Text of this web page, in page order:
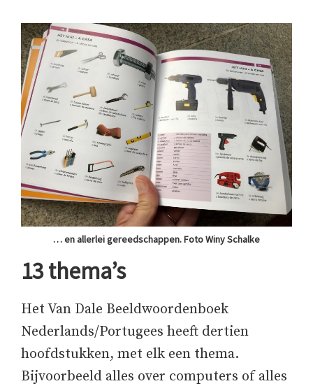
… en allerlei gereedschappen. Foto Winy Schalke
13 thema’s
Het Van Dale Beeldwoordenboek
Nederlands/Portugees heeft dertien
hoofdstukken, met elk een thema.
Bijvoorbeeld alles over computers of alles